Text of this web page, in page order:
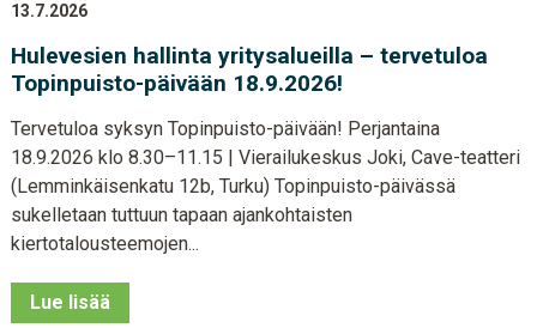
13.7.2026
Hulevesien hallinta yritysalueilla – tervetuloa
Topinpuisto-päivään 18.9.2026!
Tervetuloa syksyn Topinpuisto-päivään! Perjantaina
18.9.2026 klo 8.30–11.15 | Vierailukeskus Joki, Cave-teatteri
(Lemminkäisenkatu 12b, Turku) Topinpuisto-päivässä
sukelletaan tuttuun tapaan ajankohtaisten
kiertotalousteemojen...
Lue lisää